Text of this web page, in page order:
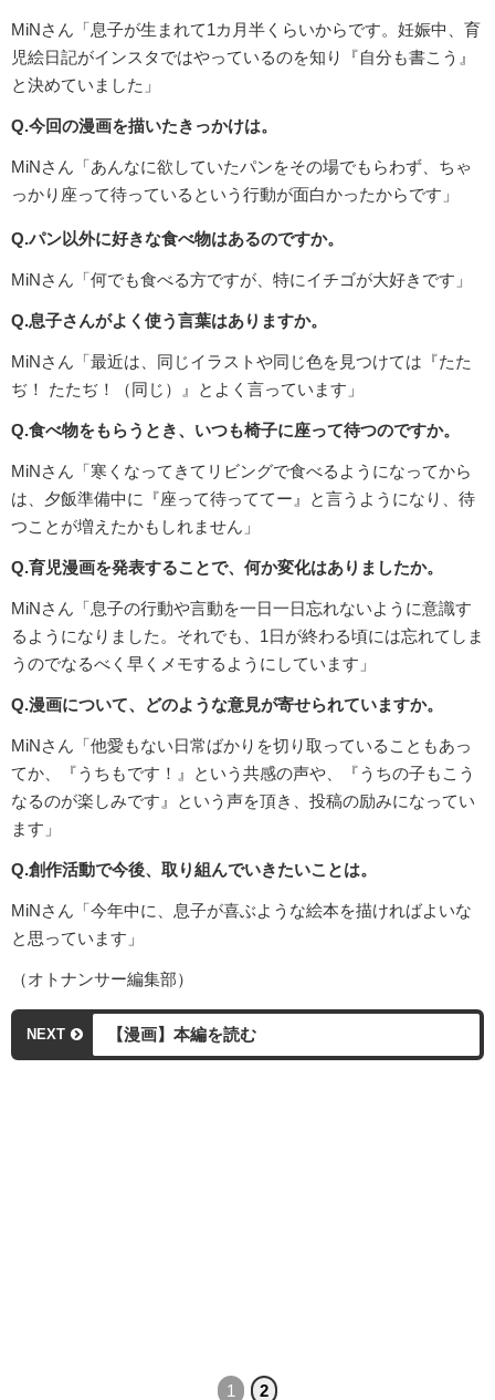
MiNさん「息子が生まれて1カ月半くらいからです。妊娠中、育
児絵日記がインスタではやっているのを知り『自分も書こう』
と決めていました」
Q.今回の漫画を描いたきっかけは。
MiNさん「あんなに欲していたパンをその場でもらわず、ちゃ
っかり座って待っているという行動が面白かったからです」
Q.パン以外に好きな食べ物はあるのですか。
MiNさん「何でも食べる方ですが、特にイチゴが大好きです」
Q.息子さんがよく使う言葉はありますか。
MiNさん「最近は、同じイラストや同じ色を見つけては『たた
ぢ！ たたぢ！（同じ）』とよく言っています」
Q.食べ物をもらうとき、いつも椅子に座って待つのですか。
MiNさん「寒くなってきてリビングで食べるようになってから
は、夕飯準備中に『座って待っててー』と言うようになり、待
つことが増えたかもしれません」
Q.育児漫画を発表することで、何か変化はありましたか。
MiNさん「息子の行動や言動を一日一日忘れないように意識す
るようになりました。それでも、1日が終わる頃には忘れてしま
うのでなるべく早くメモするようにしています」
Q.漫画について、どのような意見が寄せられていますか。
MiNさん「他愛もない日常ばかりを切り取っていることもあっ
てか、『うちもです！』という共感の声や、『うちの子もこう
なるのが楽しみです』という声を頂き、投稿の励みになってい
ます」
Q.創作活動で今後、取り組んでいきたいことは。
MiNさん「今年中に、息子が喜ぶような絵本を描ければよいな
と思っています」
（オトナンサー編集部）
NEXT 【漫画】本編を読む
1 2